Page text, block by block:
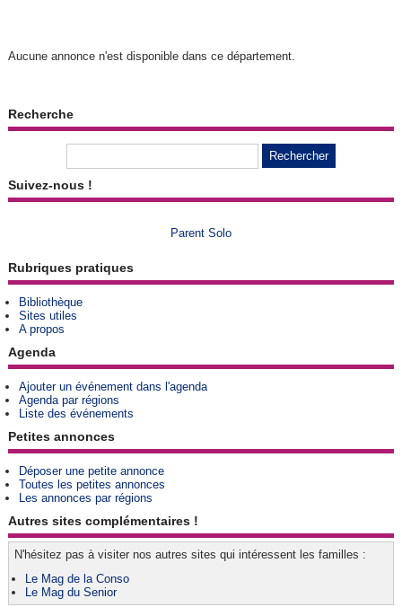
Aucune annonce n'est disponible dans ce département.
Recherche
Suivez-nous !
Parent Solo
Rubriques pratiques
Bibliothèque
Sites utiles
A propos
Agenda
Ajouter un événement dans l'agenda
Agenda par régions
Liste des événements
Petites annonces
Déposer une petite annonce
Toutes les petites annonces
Les annonces par régions
Autres sites complémentaires !
N'hésitez pas à visiter nos autres sites qui intéressent les familles :
Le Mag de la Conso
Le Mag du Senior